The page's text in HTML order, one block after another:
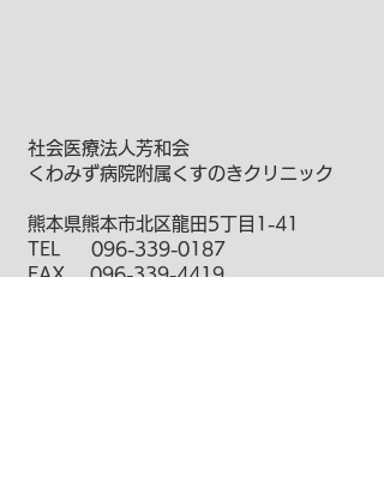
社会医療法人芳和会
くわみず病院附属くすのきクリニック
熊本県熊本市北区龍田5丁目1-41
TEL 096-339-0187
FAX096-339-4419